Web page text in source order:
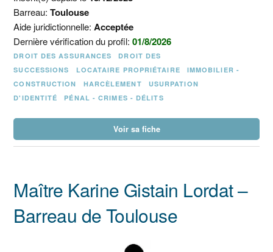
Barreau:Toulouse
Aide juridictionnelle:Acceptée
Dernière vérification du profil:01/8/2026
DROIT DES ASSURANCES
DROIT DES
SUCCESSIONS
LOCATAIRE PROPRIÉTAIRE
IMMOBILIER -
CONSTRUCTION
HARCÈLEMENT
USURPATION
D'IDENTITÉ
PÉNAL - CRIMES - DÉLITS
Voir sa fiche
Maître Karine Gistain Lordat –
Barreau de Toulouse